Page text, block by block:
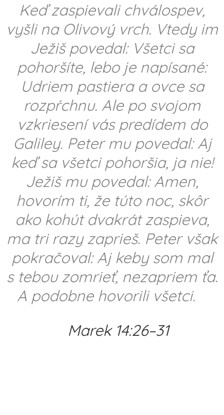
Keď zaspievali chválospev,
vyšli na Olivový vrch. Vtedy im
Ježiš povedal: Všetci sa
pohoršíte, lebo je napísané:
Udriem pastiera a ovce sa
rozpŕchnu. Ale po svojom
vzkriesení vás predídem do
Galiley. Peter mu povedal: Aj
keď sa všetci pohoršia, ja nie!
Ježiš mu povedal: Amen,
hovorím ti, že túto noc, skôr
ako kohút dvakrát zaspieva,
ma tri razy zaprieš. Peter však
pokračoval: Aj keby som mal
s tebou zomrieť, nezapriem ťa.
A podobne hovorili všetci.
Marek 14:26–31